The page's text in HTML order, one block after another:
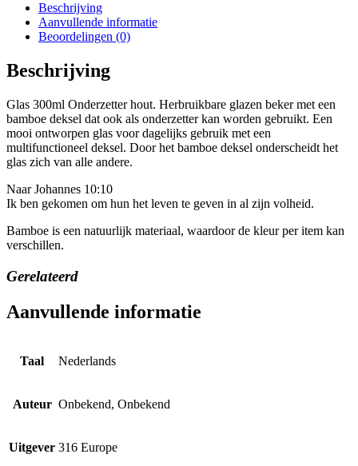
Beschrijving
Aanvullende informatie
Beoordelingen (0)
Beschrijving
Glas 300ml Onderzetter hout. Herbruikbare glazen beker met een
bamboe deksel dat ook als onderzetter kan worden gebruikt. Een
mooi ontworpen glas voor dagelijks gebruik met een
multifunctioneel deksel. Door het bamboe deksel onderscheidt het
glas zich van alle andere.
Naar Johannes 10:10
Ik ben gekomen om hun het leven te geven in al zijn volheid.
Bamboe is een natuurlijk materiaal, waardoor de kleur per item kan
verschillen.
Gerelateerd
Aanvullende informatie
Taal Nederlands
Auteur Onbekend, Onbekend
Uitgever 316 Europe